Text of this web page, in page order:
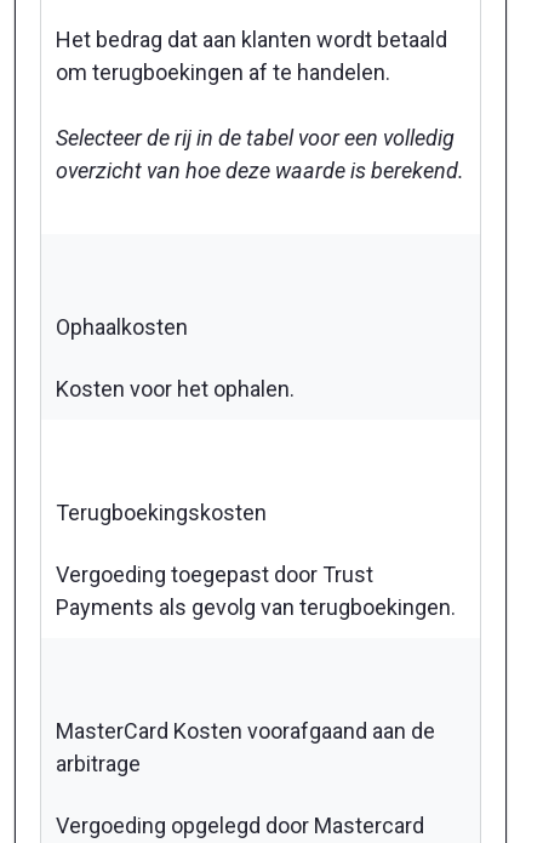
Het bedrag dat aan klanten wordt betaald
om terugboekingen af te handelen.
Selecteer de rij in de tabel voor een volledig
overzicht van hoe deze waarde is berekend.
Ophaalkosten
Kosten voor het ophalen.
Terugboekingskosten
Vergoeding toegepast door Trust
Payments als gevolg van terugboekingen.
MasterCard Kosten voorafgaand aan de
arbitrage
Vergoeding opgelegd door Mastercard